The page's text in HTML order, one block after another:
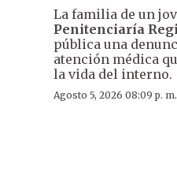
La familia de un
Penitenciaría
pública una
atención médica
la vida del interno.
Agosto 5, 2026 08:09 p. m.